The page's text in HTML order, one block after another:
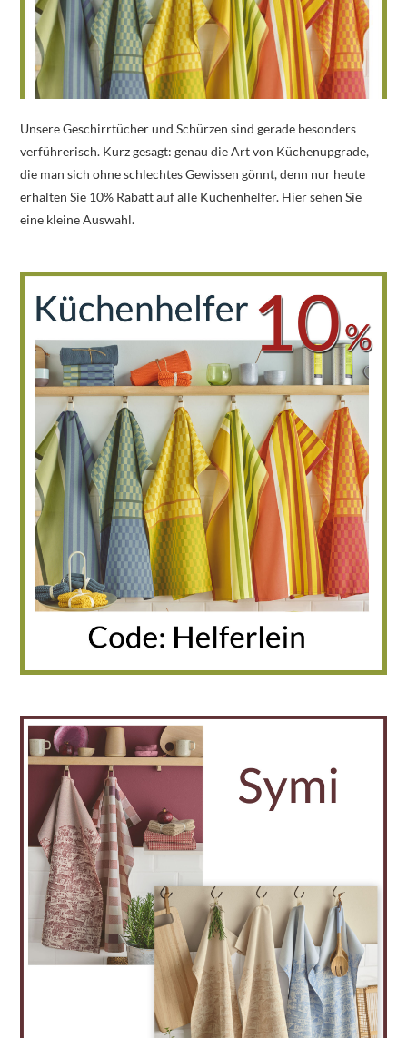
Unsere Geschirrtücher und Schürzen sind gerade besonders
verführerisch. Kurz gesagt: genau die Art von Küchenupgrade,
die man sich ohne schlechtes Gewissen gönnt, denn nur heute
erhalten Sie 10% Rabatt auf alle Küchenhelfer. Hier sehen Sie
eine kleine Auswahl.